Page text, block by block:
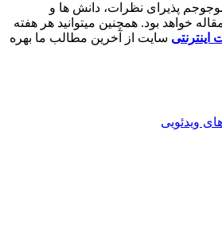
پذیرای نظرات، دانش ها و
خواهد بود. همچنین میتوانید هر هفته
اینترنتی سایت از آخرین مطالب ما بهره
ویدئویی